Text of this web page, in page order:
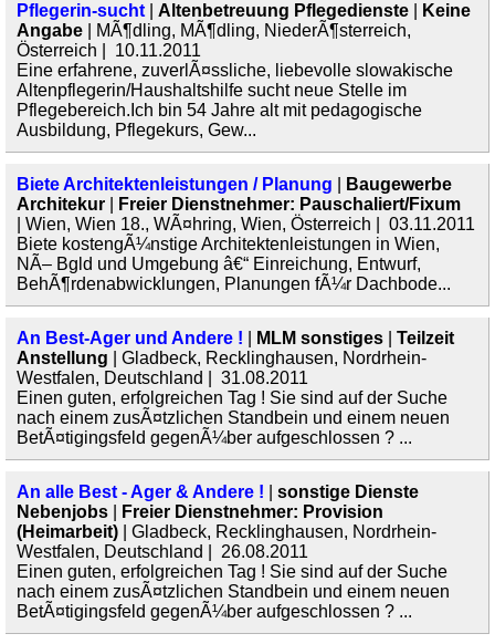
Pflegerin-sucht Altenbetreuung Pflegedienste
Keine
Angabe | MÃ¶dling, MÃ¶dling, NiederÃ¶sterreich,
Österreich | 10.11.2011
Eine erfahrene, zuverlÃ¤ssliche, liebevolle slowakische
Altenpflegerin/Haushaltshilfe sucht neue Stelle im
Pflegebereich.Ich bin 54 Jahre alt mit pedagogische
Ausbildung, Pflegekurs, Gew...
Biete Architektenleistungen / Planung
Baugewerbe
Architekur
Freier Dienstnehmer: Pauschaliert/Fixum
| Wien, Wien 18., WÃ¤hring, Wien, Österreich | 03.11.2011
Biete kostengÃ¼nstige Architektenleistungen in Wien,
NÃ– Bgld und Umgebung â€“ Einreichung, Entwurf,
BehÃ¶rdenabwicklungen, Planungen fÃ¼r Dachbode...
An Best-Ager und Andere ! MLM sonstiges
Teilzeit
Anstellung | Gladbeck, Recklinghausen, Nordrhein-
Westfalen, Deutschland | 31.08.2011
Einen guten, erfolgreichen Tag ! Sie sind auf der Suche
nach einem zusÃ¤tzlichen Standbein und einem neuen
BetÃ¤tigingsfeld gegenÃ¼ber aufgeschlossen ? ...
An alle Best - Ager & Andere !
sonstige Dienste
Nebenjobs
Freier Dienstnehmer: Provision
(Heimarbeit) | Gladbeck, Recklinghausen, Nordrhein-
Westfalen, Deutschland | 26.08.2011
Einen guten, erfolgreichen Tag ! Sie sind auf der Suche
nach einem zusÃ¤tzlichen Standbein und einem neuen
BetÃ¤tigingsfeld gegenÃ¼ber aufgeschlossen ? ...